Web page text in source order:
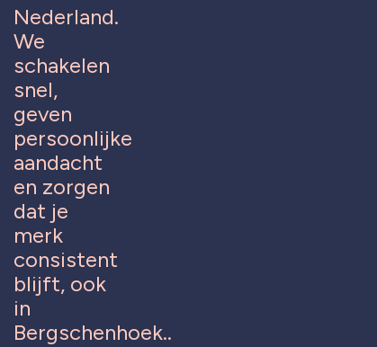
Nederland.
We
schakelen
snel,
geven
persoonlijke
aandacht
en zorgen
dat je
merk
consistent
blijft, ook
in
Bergschenhoek..